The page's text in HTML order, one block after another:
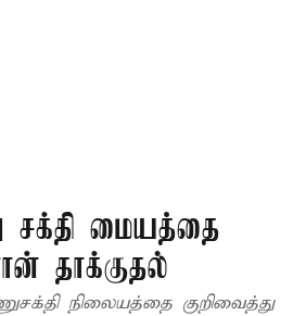
மையத்தை
தாக்குதல்
நிலையத்தை குறிவைத்து